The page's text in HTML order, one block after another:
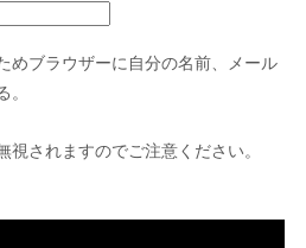
めブラウザーに自分の名前、メール
視されますのでご注意ください。